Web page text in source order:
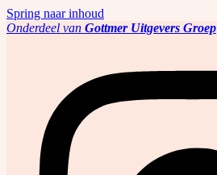
Spring naar inhoud
Onderdeel van Gottmer Uitgevers Groep